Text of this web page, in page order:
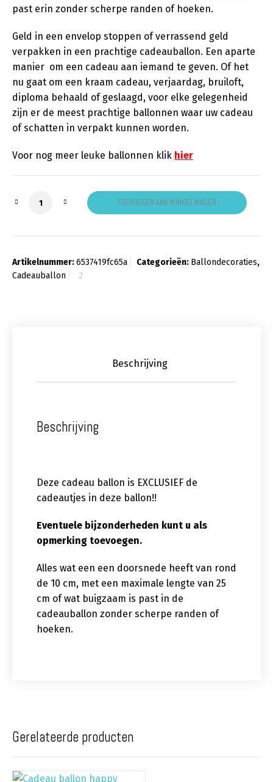
past erin zonder scherpe randen of hoeken.
Geld in een envelop stoppen of verrassend geld
verpakken in een prachtige cadeauballon. Een aparte
manier om een cadeau aan iemand te geven. Of het
nu gaat om een kraam cadeau, verjaardag, bruiloft,
diploma behaald of geslaagd, voor elke gelegenheid
zijn er de meest prachtige ballonnen waar uw cadeau
of schatten in verpakt kunnen worden.
Voor nog meer leuke ballonnen klik hier
Cadeau ballon zilver aantalTOEVOEGEN AAN WINKELWAGEN
Artikelnummer:6537419fc65a Categorieën: Ballondecoraties,
Cadeauballon
Beschrijving
Beschrijving
Deze cadeau ballon is EXCLUSIEF de
cadeautjes in deze ballon!!
Eventuele bijzonderheden kunt u als
opmerking toevoegen.
Alles wat een een doorsnede heeft van rond
de 10 cm, met een maximale lengte van 25
cm of wat buigzaam is past in de
cadeauballon zonder scherpe randen of
hoeken.
Gerelateerde producten